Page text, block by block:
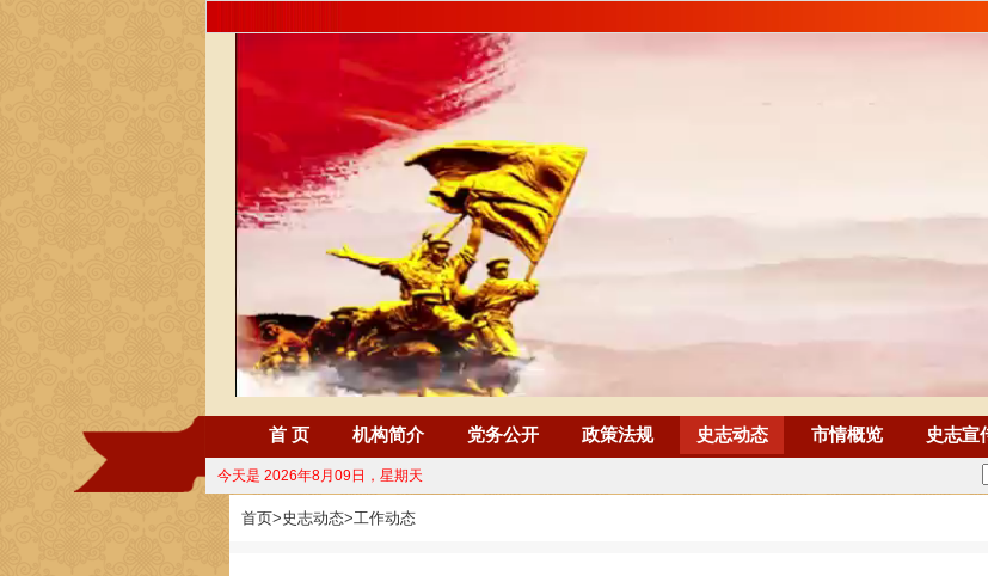
首 页 机构简介 党务公开 政策法规 史志动态 市情概览 史志宣
今天是 2026年8月09日，星期天
首页>史志动态>工作动态